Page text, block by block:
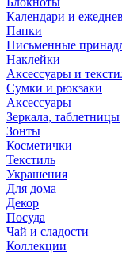
Календари и
Папки
Письменные
Наклейки
Аксессуары и
Сумки и рюкзаки
Аксессуары
Зеркала, таблетницы
Зонты
Косметички
Текстиль
Украшения
Для дома
Декор
Посуда
Чай и сладости
Коллекции